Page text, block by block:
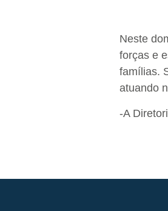
Neste
forças e
famílias.
atuando
-A